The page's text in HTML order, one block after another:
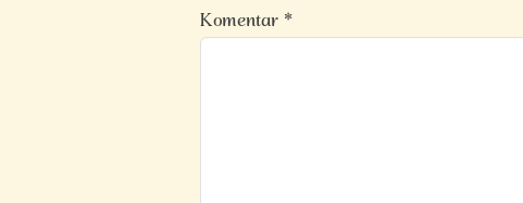
Komentar*